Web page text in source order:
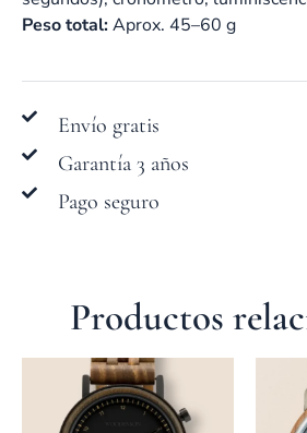
Peso total:Aprox. 45–60 g
Envío gratis
Garantía 3 años
Pago seguro
Productos